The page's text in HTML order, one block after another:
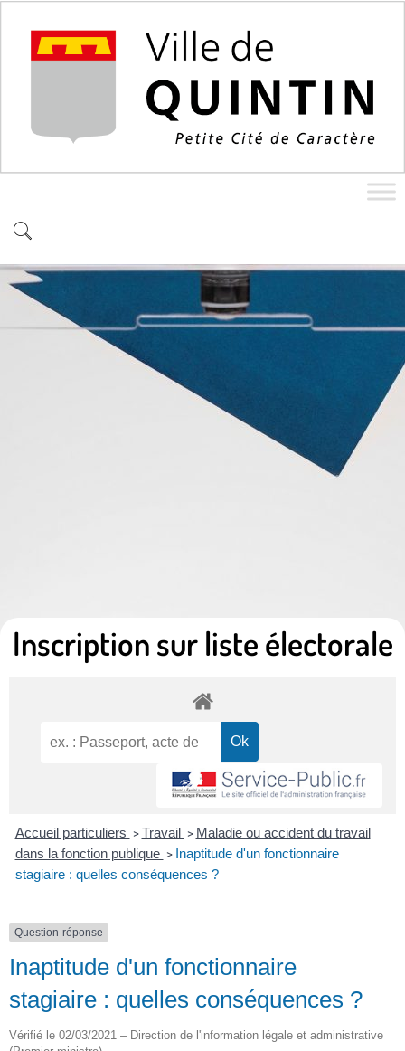
Inscription sur liste électorale
Accueil particuliers > Travail > Maladie ou accident du travail
dans la fonction publique > Inaptitude d'un fonctionnaire
stagiaire : quelles conséquences ?
Question-réponse
Inaptitude d'un fonctionnaire
stagiaire : quelles conséquences ?
Vérifié le 02/03/2021 – Direction de l'information légale et administrative